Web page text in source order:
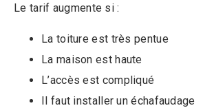
Le tarif augmente si :
La toiture est très pentue
La maison est haute
L’accès est compliqué
Il faut installer un échafaudage